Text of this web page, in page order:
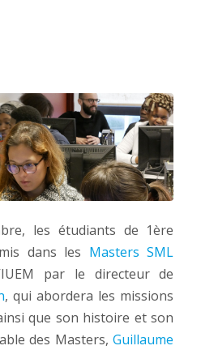
les étudiants de 1ère
dans les Masters SML
par le directeur de
, qui abordera les missions
que son histoire et son
des Masters,Guillaume